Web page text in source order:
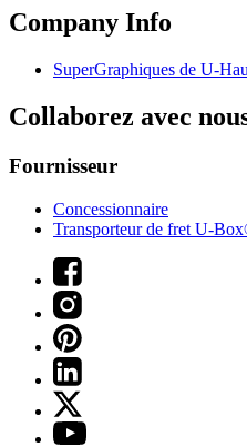
Company Info
SuperGraphiques de U-
Collaborez avec
Fournisseur
Concessionnaire
Transporteur de fret U-